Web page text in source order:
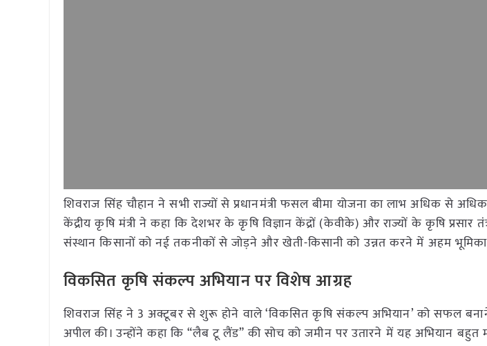
शिवराज सिंह चौहान ने सभी राज्यों से प्रधानमंत्री फसल बीमा योजना का लाभ अधिक से
केंद्रीय कृषि मंत्री ने कहा कि देशभर के कृषि विज्ञान केंद्रों (केवीके) और राज्यों के कृषि
संस्थान किसानों को नई तकनीकों से जोड़ने और खेती-किसानी को उन्नत करने में अहम भूमिका
विकसित कृषि संकल्प अभियान पर विशेष आग्रह
शिवराज सिंह ने 3 अक्टूबर से शुरू होने वाले ‘विकसित कृषि संकल्प अभियान’ को सफल
अपील की। उन्होंने कहा कि “लैब टू लैंड” की सोच को जमीन पर उतारने में यह अभियान बहुत